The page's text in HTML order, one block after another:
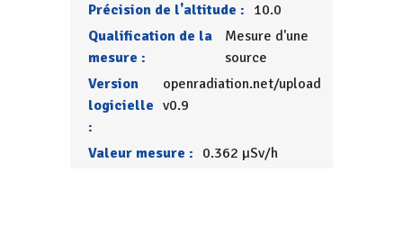
Précision de l'altitude : 10.0
Qualification de la
mesure :
Mesure d'une
source
Version
logicielle
:
openradiation.net/upload
v0.9
Valeur mesure : 0.362 µSv/h